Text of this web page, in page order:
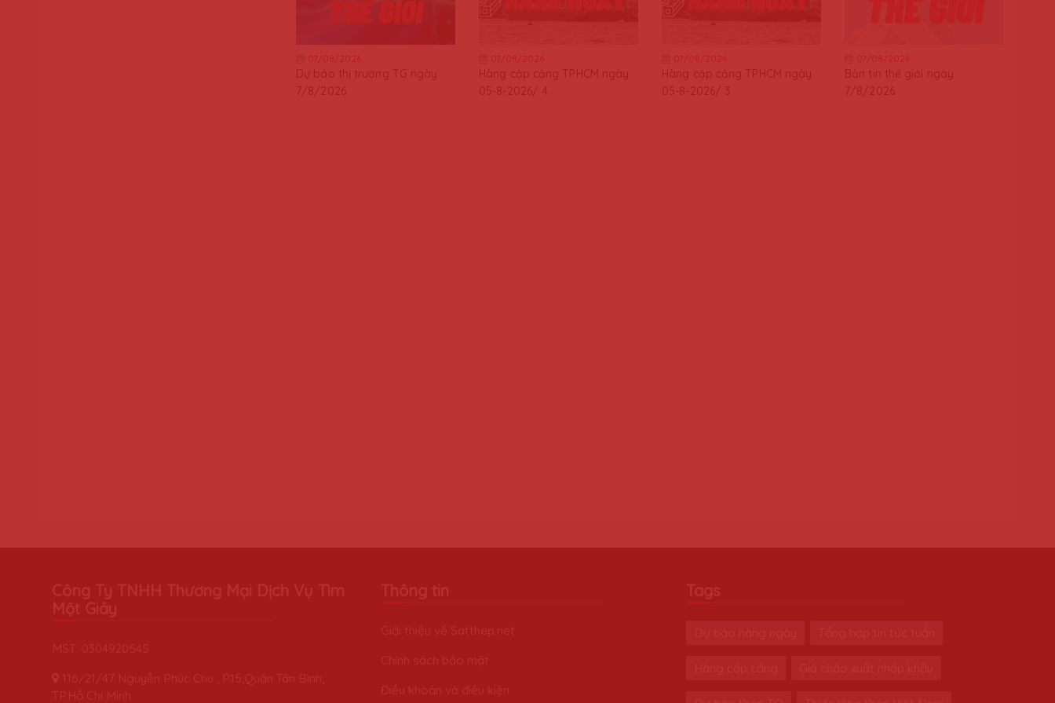
07/08/2026
Dự báo thị trường TG ngày
7/8/2026
07/08/2026
Hàng cập cảng TPHCM ngày
05-8-2026/ 4
07/08/2026
Hàng cập cảng TPHCM ngày
05-8-2026/ 3
07/08/2026
Bản tin thế giới ngày
7/8/2026